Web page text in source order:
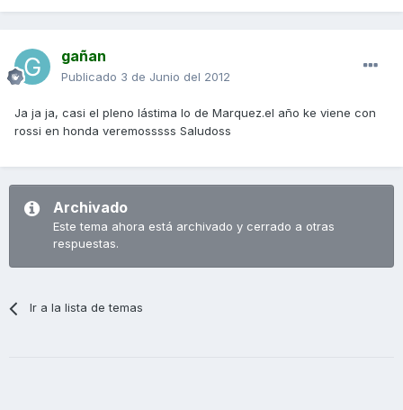
gañan
Publicado 3 de Junio del 2012
Ja ja ja, casi el pleno lástima lo de Marquez.el año ke viene con
rossi en honda veremosssss Saludoss
Archivado
Este tema ahora está archivado y cerrado a otras
respuestas.
Ir a la lista de temas